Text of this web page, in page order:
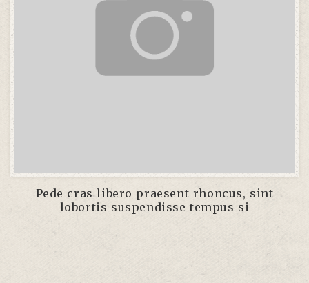
Pede cras libero praesent rhoncus, sint
lobortis suspendisse tempus si